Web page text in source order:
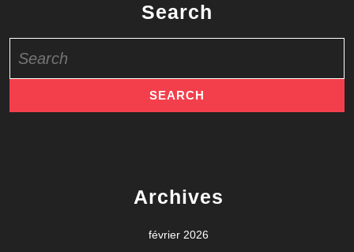
Search
for:
Archives
février 2026